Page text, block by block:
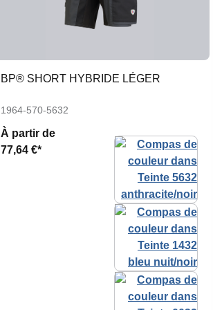
BP® SHORT HYBRIDE LÉGER
1964-570-5632
À partir de
77,64 €*